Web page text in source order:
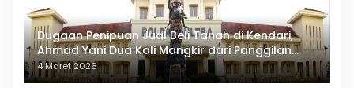
Dugaan Penipuan Jual Beli Tanah di Kendari,
Ahmad Yani Dua Kali Mangkir dari Panggilan
Polda Sultra
4 Maret 2026